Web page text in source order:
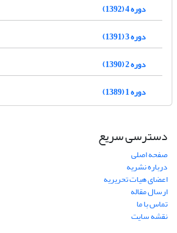
دوره 4 (1392)
دوره 3 (1391)
دوره 2 (1390)
دوره 1 (1389)
دسترسی سریع
صفحه اصلی
درباره نشریه
اعضای هیات تحریریه
ارسال مقاله
تماس با ما
نقشه سایت